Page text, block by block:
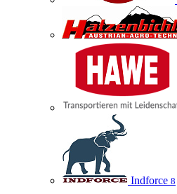
Indforce 8